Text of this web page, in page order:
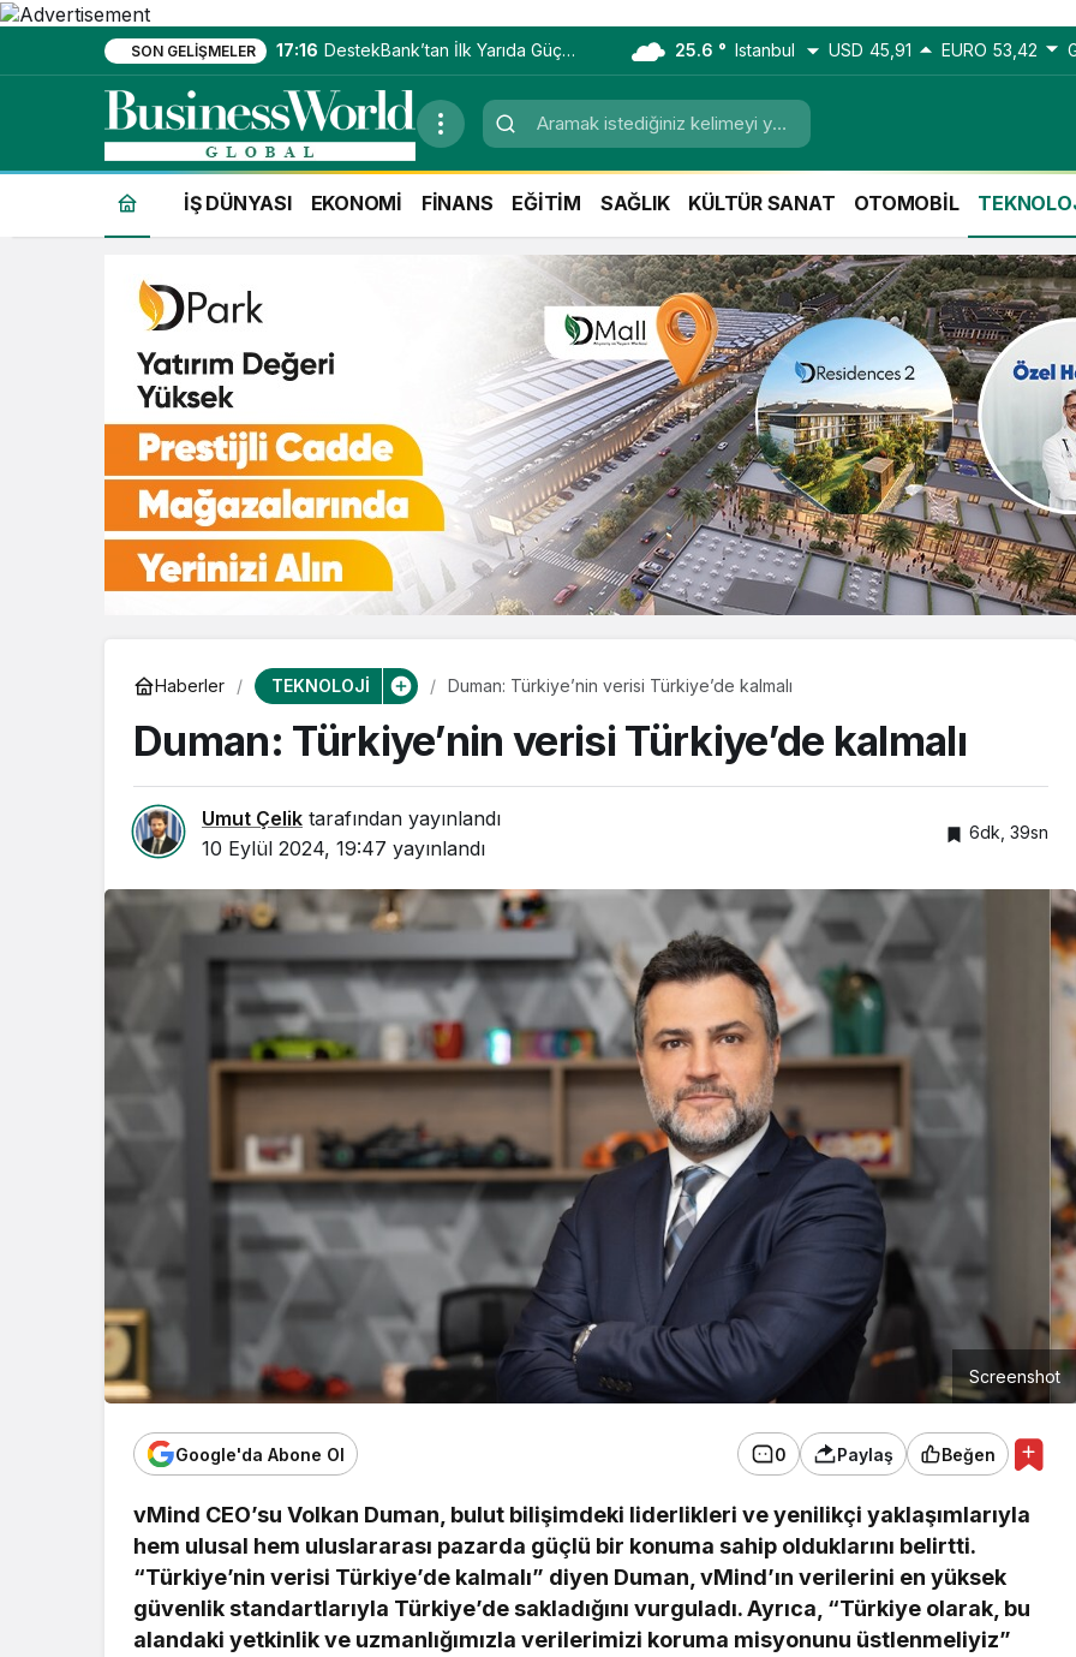
SON GELIŞMELER 17:16 DestekBank’tan İlk Yarıda Güçlü
Kâr Artışı
25.6 ° Istanbul USD 45,91 EURO 53,42
İŞ DÜNYASI EKONOMİ FİNANS EĞİTİM SAĞLIK KÜLTÜR SANAT OTOMOBİL
Haberler TEKNOLOJİ Duman: Türkiye’nin verisi Türkiye’de kalmalı
Duman: Türkiye’nin verisi Türkiye’de kalmalı
Umut Çelik tarafından yayınlandı
10 Eylül 2024, 19:47 yayınlandı
6dk, 39sn
Screenshot
Google'da Abone Ol 0 Paylaş Beğen
vMind CEO’su Volkan Duman, bulut bilişimdeki liderlikleri ve yenilikçi yaklaşımlarıyla
hem ulusal hem uluslararası pazarda güçlü bir konuma sahip olduklarını belirtti.
“Türkiye’nin verisi Türkiye’de kalmalı” diyen Duman, vMind’ın verilerini en yüksek
güvenlik standartlarıyla Türkiye’de sakladığını vurguladı. Ayrıca, “Türkiye olarak, bu
alandaki yetkinlik ve uzmanlığımızla verilerimizi koruma misyonunu üstlenmeliyiz”